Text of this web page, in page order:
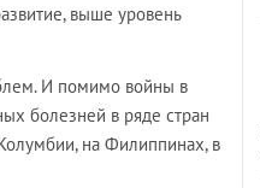
выше уровень
И помимо войны в
болезней в ряде стран
на Филиппинах, в